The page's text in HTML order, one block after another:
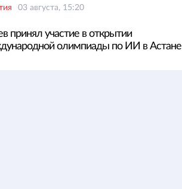
03 августа, 15:20
принял участие в открытии
олимпиады по ИИ в Астане